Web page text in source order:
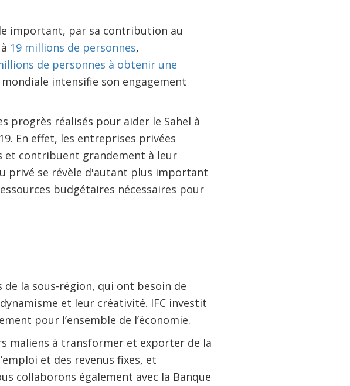
important, par sa contribution au
19 millions de personnes,
de personnes à obtenir une
intensifie son engagement
progrès réalisés pour aider le Sahel à
En effet, les entreprises privées
et contribuent grandement à leur
privé se révèle d'autant plus important
budgétaires nécessaires pour
la sous-région, qui ont besoin de
et leur créativité. IFC investit
pour l’ensemble de l’économie.
maliens à transformer et exporter de la
et des revenus fixes, et
collaborons également avec la Banque